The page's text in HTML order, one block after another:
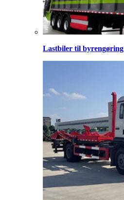
Lastbiler til byrengøring